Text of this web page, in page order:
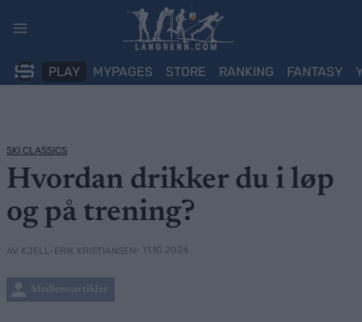
PLAY MYPAGES STORE RANKING FANTASY
SKI CLASSICS
Hvordan drikker du i løp
og på trening?
AV KJELL-ERIK KRISTIANSEN• 11.10.2024
Medlemsartikler